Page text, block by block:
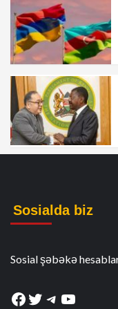
Sosialda biz
Sosial şəbəkə
Facebook
Twitter
Telegram
YouTube